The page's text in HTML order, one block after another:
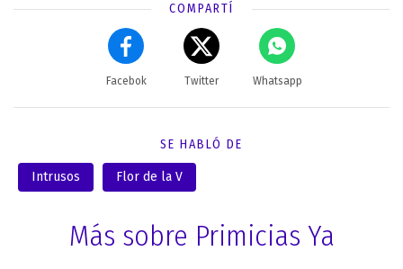
COMPARTÍ
Facebok Twitter Whatsapp
SE HABLÓ DE
Intrusos Flor de la V
Más sobre Primicias Ya